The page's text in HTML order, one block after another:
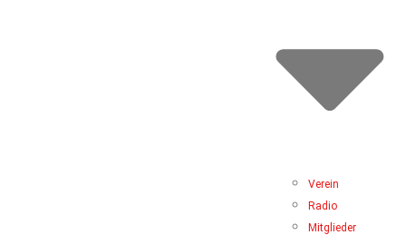
Verein
Radio
Mitglieder